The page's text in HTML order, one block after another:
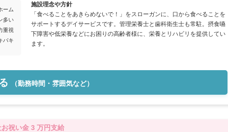
ーム
多い
重視
パキ
施設理念や方針
「食べることをあきらめないで！」をスローガンに、口から食べることを
サポートするデイサービスです。管理栄養士と歯科衛生士も常駐。摂食嚥
下障害や低栄養などにお困りの高齢者様に、栄養とリハビリを提供してい
ます。
（勤務時間・雰囲気など）
お祝い金 3 万円支給